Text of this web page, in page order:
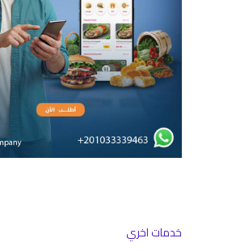
خدمات اخري